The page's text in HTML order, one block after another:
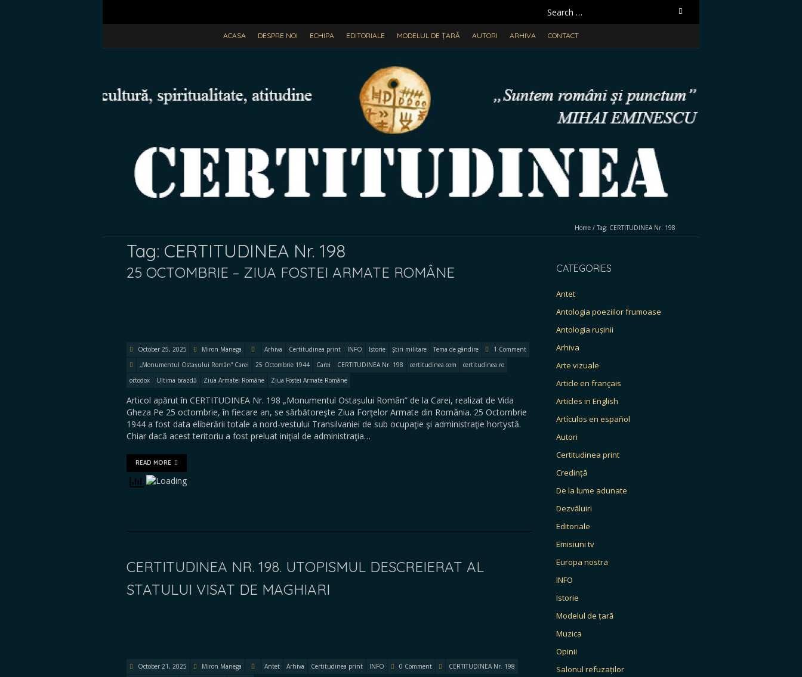
S
e
a
r
o
ACASA DESPRE NOI ECHIPA EDITORIALE MODELUL DE ȚARĂ AUTORI ARHIVA CONTACT
Home / Tag: CERTITUDINEA Nr. 198
Tag: CERTITUDINEA Nr. 198
25 OCTOMBRIE – ZIUA FOSTEI ARMATE ROMÂNE
October 25, 2025 Miron Manega Arhiva Certitudinea print INFO Istorie Știri militare Tema de gândire
1 Comment
„Monumentul Ostașului Român” Carei
25 Octombrie 1944 Carei CERTITUDINEA Nr. 198 certitudinea.com
certitudinea.ro
ortodox
Ultima brazdă Ziua Armatei Române Ziua Fostei Armate Române
Articol apărut în CERTITUDINEA Nr. 198 „Monumentul Ostașului Român” de la Carei, realizat de Vida
Gheza Pe 25 octombrie, în fiecare an, se sărbătoreşte Ziua Forţelor Armate din România. 25 Octombrie
1944 a fost data eliberării totale a nord-vestului Transilvaniei de sub ocupaţie şi administraţie hortystă.
Chiar dacă acest teritoriu a fost preluat iniţial de administraţia…
READ MORE
CERTITUDINEA NR. 198. UTOPISMUL DESCREIERAT AL
STATULUI VISAT DE MAGHIARI
October 21, 2025 Miron Manega Antet Arhiva Certitudinea print INFO 0 Comment
CERTITUDINEA Nr. 198
CATEGORIES
Antet
Antologia poeziilor frumoase
Antologia rușinii
Arhiva
Arte vizuale
Article en français
Articles in English
Artículos en español
Autori
Certitudinea print
Credință
De la lume adunate
Dezvăluiri
Editoriale
Emisiuni tv
Europa nostra
INFO
Istorie
Modelul de țară
Muzica
Opinii
Salonul refuzaților